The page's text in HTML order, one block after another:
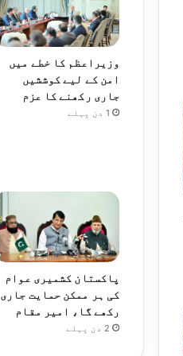
وزیراعظم کا خطے میں
امن کے لیے کوششیں
جاری رکھنے کا عزم
1 دن پہلے
پاکستان کشمیری عوام
کی ہر ممکن حمایت جاری
رکھے گا، امیر مقام
2 دن پہلے